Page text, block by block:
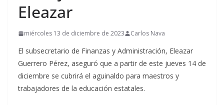
Eleazar
miércoles 13 de diciembre de 2023 Carlos Nava
El subsecretario de Finanzas y Administración, Eleazar
Guerrero Pérez, aseguró que a partir de este jueves 14 de
diciembre se cubrirá el aguinaldo para maestros y
trabajadores de la educación estatales.